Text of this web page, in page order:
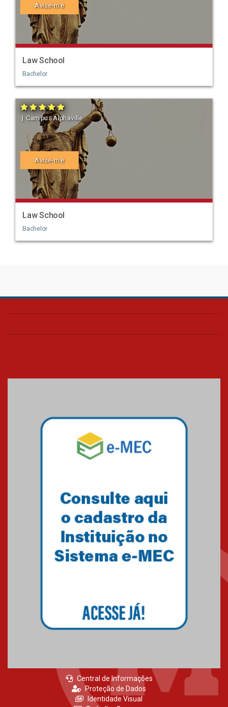
Avise-me
Law School
Bachelor
| Campus Alphaville
Avise-me
Law School
Bachelor
Central de Informações
Proteção de Dados
Identidade Visual